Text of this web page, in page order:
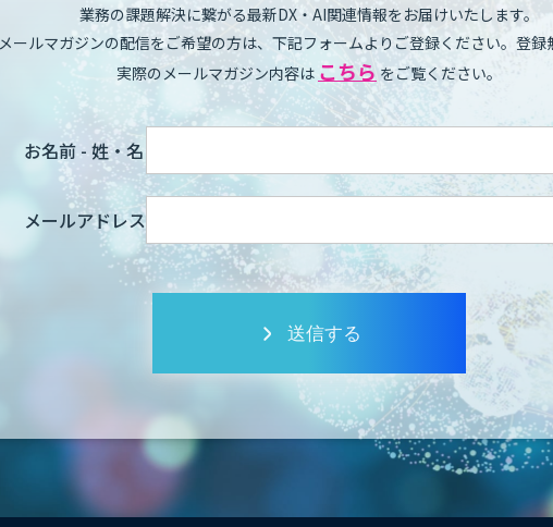
業務の課題解決に繋がる最新DX・AI関連情報をお届けいたします。
メールマガジンの配信をご希望の方は、下記フォームよりご登録ください。登録
実際のメールマガジン内容は こちら をご覧ください。
お名前 - 姓・名
メールアドレス
送信する